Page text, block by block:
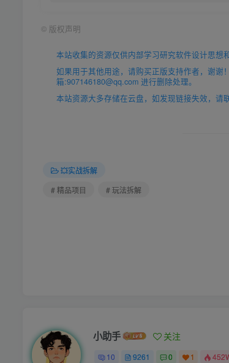
© 版权声明
本站收集的资源仅供内部学习研究软件设计思
如果用于其他用途，请购买正版支持作者，谢谢
箱:907146180@qq.com 进行删除处理。
本站资源大多存储在云盘，如发现链接失效，请
💥实战拆解
# 精品项目
# 玩法拆解
小助手 关注
10 9261 0 1